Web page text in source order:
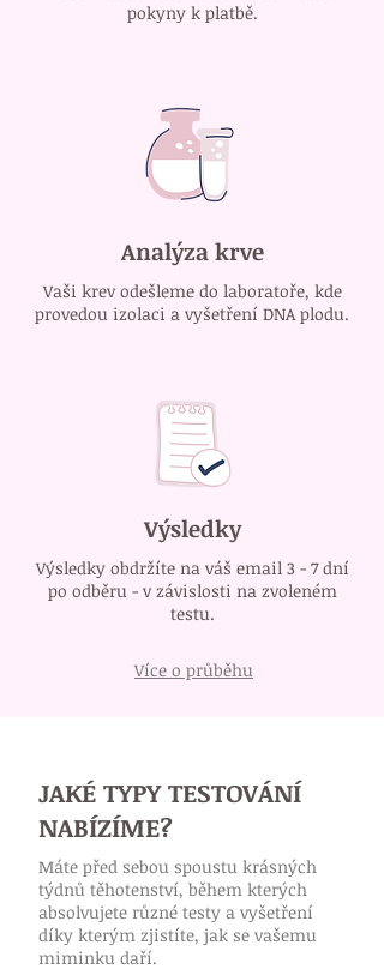
pokyny k platbě.
Analýza krve
Vaši krev odešleme do laboratoře, kde
provedou izolaci a vyšetření DNA plodu.
Výsledky
Výsledky obdržíte na váš email 3 - 7 dní
po odběru - v závislosti na zvoleném
testu.
Více o průběhu
JAKÉ TYPY TESTOVÁNÍ
NABÍZÍME?
Máte před sebou spoustu krásných
týdnů těhotenství, během kterých
absolvujete různé testy a vyšetření
díky kterým zjistíte, jak se vašemu
miminku daří.